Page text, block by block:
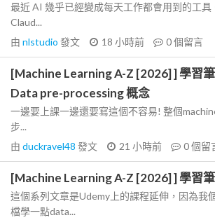
最近 AI 幾乎已經變成每天工作都會用到的工具
Claud...
由 nlstudio 發文 18 小時前 0個留言
[Machine Learning A-Z [2026] ] 學習
Data pre-processing 概念
一邊要上課一邊還要寫這個不容易! 整個
步...
由 duckravel48 發文 21 小時前 0個留
[Machine Learning A-Z [2026] ] 學習
這個系列文章是Udemy上的課程延伸，因為我
檔學一點data...